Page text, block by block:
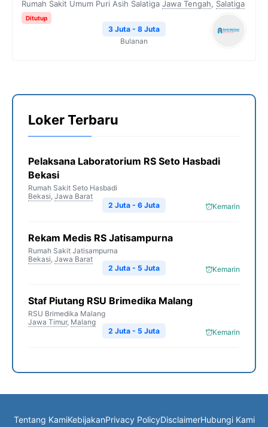
Rumah Sakit Umum Puri Asih Salatiga Jawa Tengah, Salatiga
Ditutup
3 Juta - 8 Juta
Bulanan
Loker Terbaru
Pelaksana Laboratorium RS Seto Hasbadi
Bekasi
Rumah Sakit Seto Hasbadi
Bekasi, Jawa Barat
Kemarin
2 Juta - 6 Juta
Rekam Medis RS Jatisampurna
Rumah Sakit Jatisampurna
Bekasi, Jawa Barat
Kemarin
2 Juta - 5 Juta
Staf Piutang RSU Brimedika Malang
RSU Brimedika Malang
Jawa Timur, Malang
Kemarin
2 Juta - 5 Juta
Tentang KamiKebijakanPrivacy PolicyDisclaimerHubungi Kami